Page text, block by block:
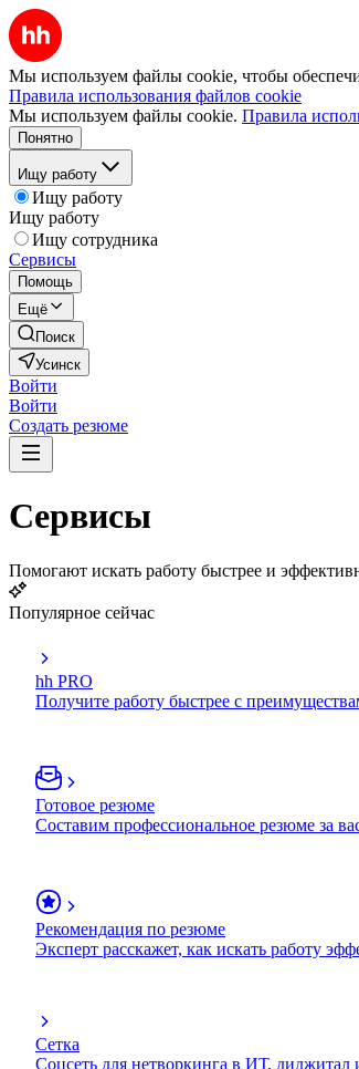
Мы используем файлы cookie, чтобы
Правила использования файлов cookie
Мы используем файлы cookie. Правила
Понятно
Ищу работу
Ищу работу
Ищу работу
Ищу сотрудника
Сервисы
Помощь
Ещё
Поиск
Усинск
Войти
Войти
Создать резюме
Сервисы
Помогают искать работу быстрее и
Популярное сейчас
hh PRO
Получите работу быстрее с
Готовое резюме
Составим профессиональное резюме за
Рекомендация по резюме
Эксперт расскажет, как искать работу
Сетка
Соцсеть для нетворкинга в ИТ, диджитал